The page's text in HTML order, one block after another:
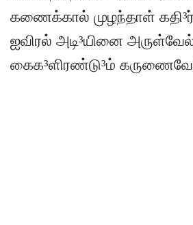
கணைக்கால் முழந்தாள்
ஐவிரல் அடி³யினை
கைக³ளிரண்டு³ம்